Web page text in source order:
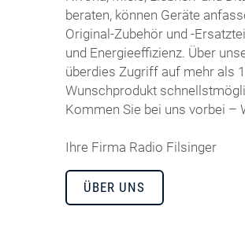
beraten, können Geräte
Original-Zubehör und -
und Energieeffizienz. Über
überdies Zugriff auf mehr als
Wunschprodukt
Kommen Sie bei uns vorbei –
Ihre Firma Radio Filsinger
ÜBER UNS